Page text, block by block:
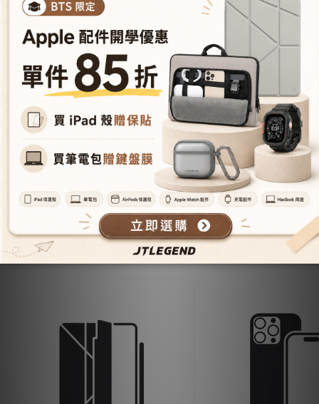
All Products.
Join Our Membership.
iPhone17 series.
全系列商品